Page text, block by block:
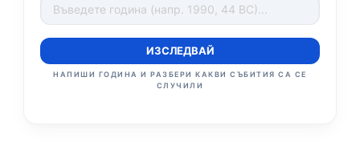
ИЗСЛЕДВАЙ
НАПИШИ ГОДИНА И РАЗБЕРИ КАКВИ СЪБИТИЯ СА СЕ
СЛУЧИЛИ